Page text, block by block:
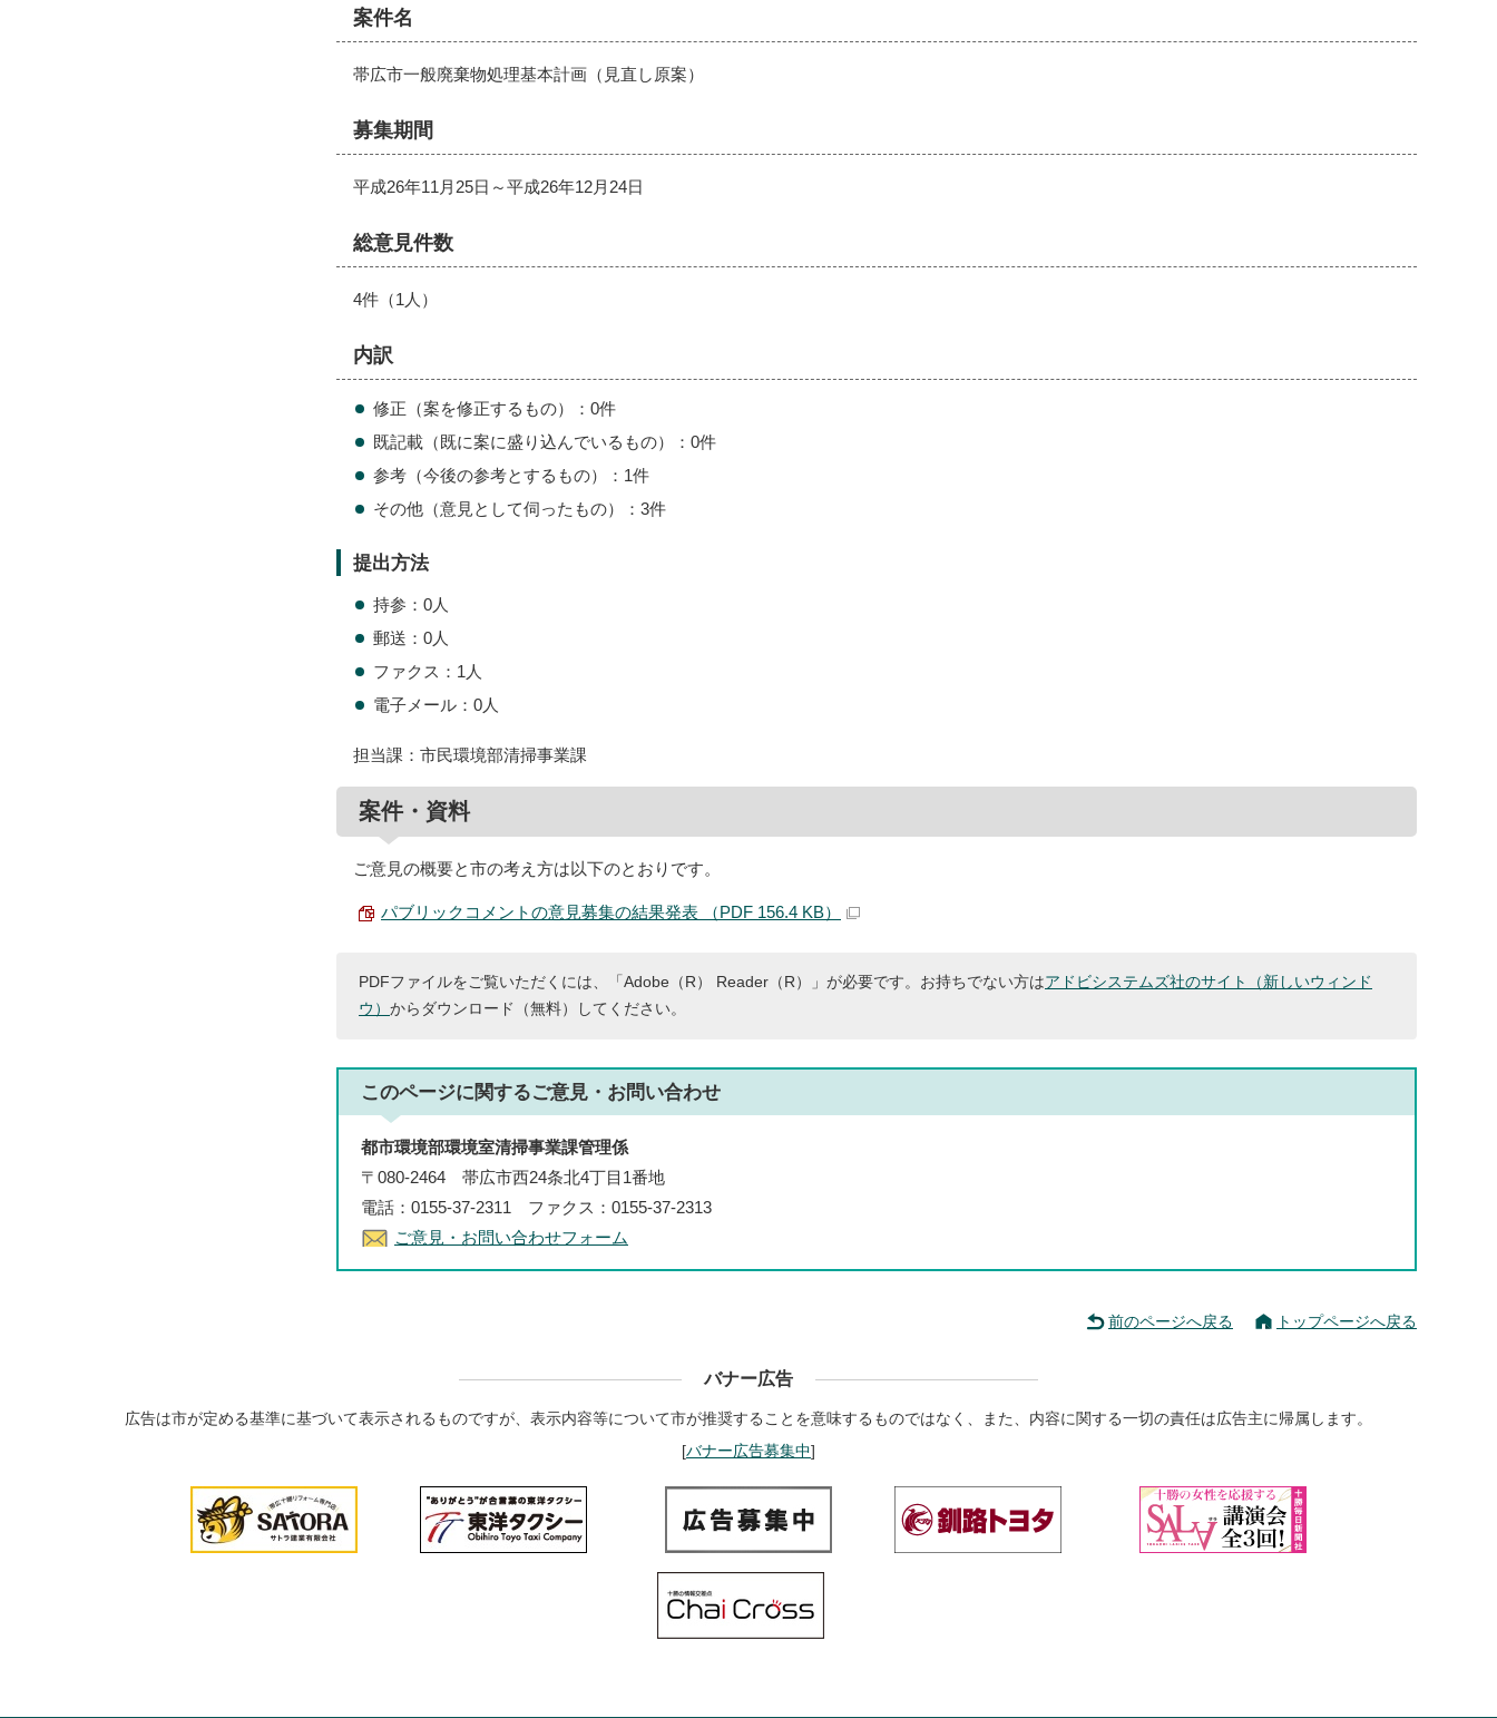
案件名
帯広市一般廃棄物処理基本計画（見直し原案）
募集期間
平成26年11月25日～平成26年12月24日
総意見件数
4件（1人）
内訳
修正（案を修正するもの）：0件
既記載（既に案に盛り込んでいるもの）：0件
参考（今後の参考とするもの）：1件
その他（意見として伺ったもの）：3件
提出方法
持参：0人
郵送：0人
ファクス：1人
電子メール：0人
担当課：市民環境部清掃事業課
案件・資料
ご意見の概要と市の考え方は以下のとおりです。
パブリックコメントの意見募集の結果発表 （PDF 156.4 KB）
PDFファイルをご覧いただくには、「Adobe（R） Reader（R）」が必要です。お持ちでない方はアドビシステムズ社のサイト（新しいウィンド
ウ） からダウンロード（無料）してください。
このページに関するご意見・お問い合わせ
都市環境部環境室清掃事業課管理係
〒080-2464 帯広市西24条北4丁目1番地
電話：0155-37-2311 ファクス：0155-37-2313
ご意見・お問い合わせフォーム
前のページへ戻る トップページへ戻る
バナー広告
広告は市が定める基準に基づいて表示されるものですが、表示内容等について市が推奨することを意味するものではなく、また、内容に関する一切の責任は広告主に帰属します。
[バナー広告募集中]